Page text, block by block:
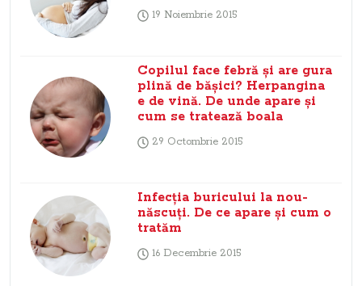
19 Noiembrie 2015
Copilul face febră şi are gura
plină de băşici? Herpangina
e de vină. De unde apare şi
cum se tratează boala
29 Octombrie 2015
Infecţia buricului la nou-
născuţi. De ce apare şi cum o
tratăm
16 Decembrie 2015